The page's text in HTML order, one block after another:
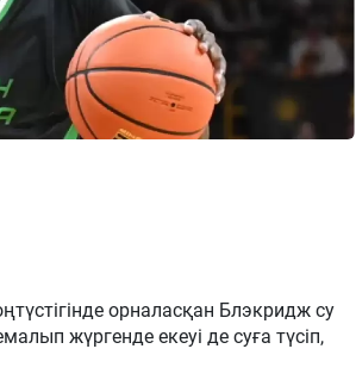
орналасқан Блэкридж су
жүргенде екеуі де суға түсіп,